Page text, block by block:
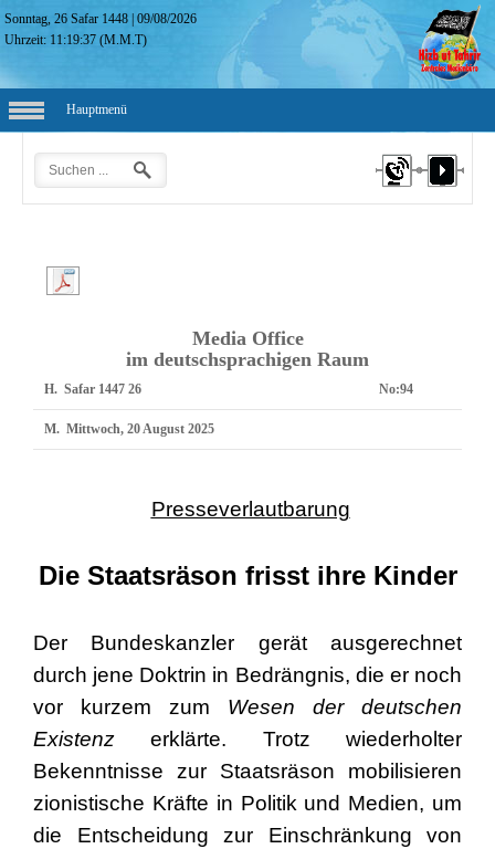
Sonntag, 26 Safar 1448 |09/08/2026
Uhrzeit: 11:19:38 (M.M.T)
Hauptmenü
Media Office
im deutschsprachigen Raum
H. 26 Safar 1447 No: 94
M. Mittwoch, 20 August 2025
Presseverlautbarung
Die Staatsräson frisst ihre Kinder
Der Bundeskanzler gerät ausgerechnet
durch jene Doktrin in Bedrängnis, die er noch
vor kurzem zum Wesen der deutschen
Existenz erklärte. Trotz wiederholter
Bekenntnisse zur Staatsräson mobilisieren
zionistische Kräfte in Politik und Medien, um
die Entscheidung zur Einschränkung von